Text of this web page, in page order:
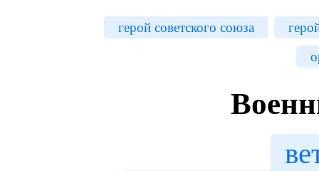
герой советского союза